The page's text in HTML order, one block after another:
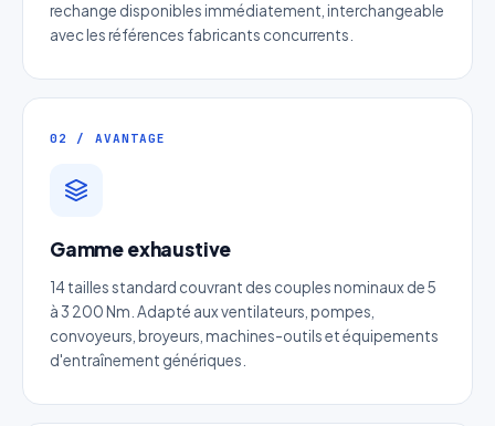
rechange disponibles immédiatement, interchangeable
avec les références fabricants concurrents.
02 / AVANTAGE
Gamme exhaustive
14 tailles standard couvrant des couples nominaux de 5
à 3 200 Nm. Adapté aux ventilateurs, pompes,
convoyeurs, broyeurs, machines-outils et équipements
d'entraînement génériques.
vitesse à arbre parallèle
Réponse sous 24h — Sans engagement
Nom complet*